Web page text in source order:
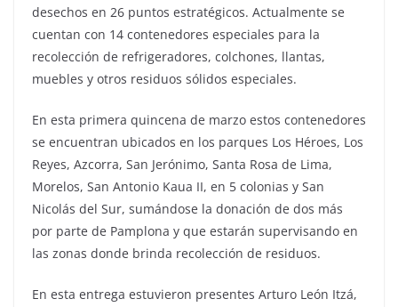
desechos en 26 puntos estratégicos. Actualmente se
cuentan con 14 contenedores especiales para la
recolección de refrigeradores, colchones, llantas,
muebles y otros residuos sólidos especiales.
En esta primera quincena de marzo estos contenedores
se encuentran ubicados en los parques Los Héroes, Los
Reyes, Azcorra, San Jerónimo, Santa Rosa de Lima,
Morelos, San Antonio Kaua II, en 5 colonias y San
Nicolás del Sur, sumándose la donación de dos más
por parte de Pamplona y que estarán supervisando en
las zonas donde brinda recolección de residuos.
En esta entrega estuvieron presentes Arturo León Itzá,